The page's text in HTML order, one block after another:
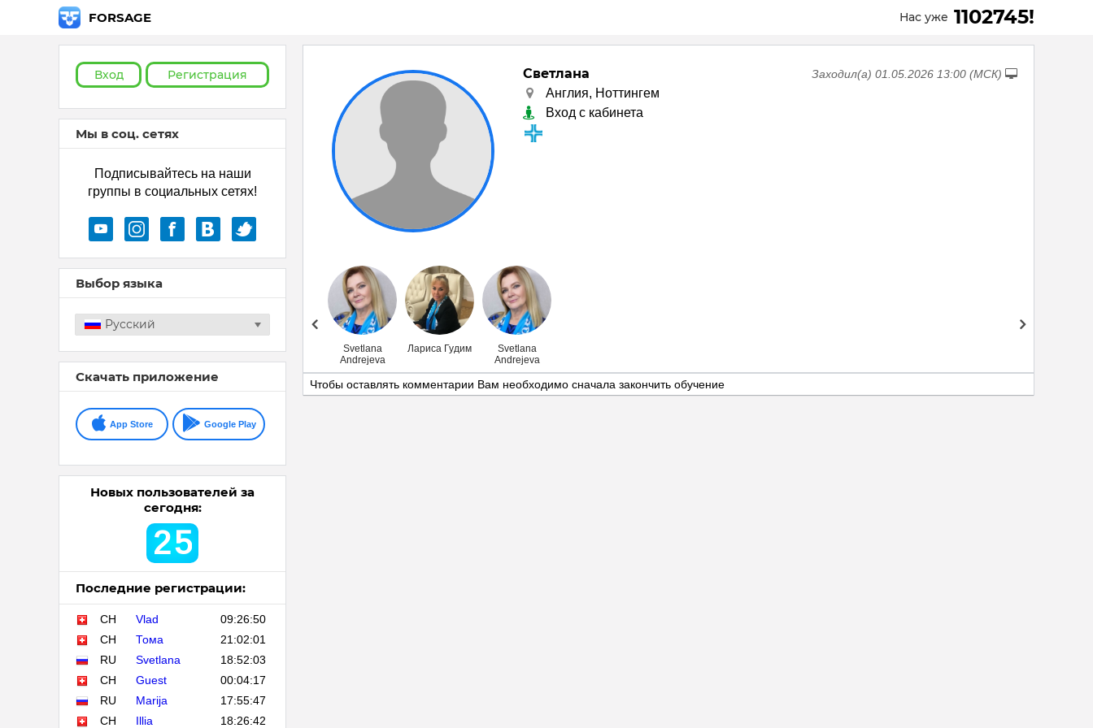
FORSAGE Нас уже 1102745!
Вход Регистрация
Мы в соц. сетях
Подписывайтесь на наши
группы в социальных сетях!
Выбор языка
Русский
Скачать приложение
App Store Google Play
Новых пользователей за
сегодня:
25
Последние регистрации:
CH Vlad
09:26:50
CH
Тома
21:02:01
RU
Svetlana
18:52:03
CH
Guest
00:04:17
RU
Marija
17:55:47
CH
Illia 18:26:42
Заходил(а) 01.05.2026 13:00 (МСК)
Светлана
Англия, Ноттингем
Вход с кабинета
Лариса Гудим
Svetlana
Andrejeva
Лариса Гудим
Svetlana
Andrejeva
Чтобы оставлять комментарии Вам необходимо сначала закончить обучение